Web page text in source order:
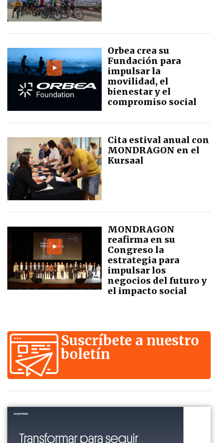
Orbea crea su
Fundación para
impulsar la
movilidad, el
bienestar y el
compromiso social
Cita estival anual con
MONDRAGON en el
Kursaal
MONDRAGON
reafirma en su
Congreso la
estrategia para
impulsar los
negocios del futuro y
el impacto social
Suscríbete a nuestro
boletín